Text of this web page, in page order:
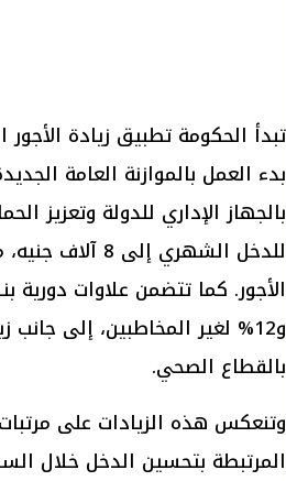
بدء العمل بالموازنة العامة
بالجهاز الإداري للدولة وتعزيز
و12% لغير المخاطبين، إلى
بالقطاع الصحي.
وتنعكس هذه الزيادات على
المرتبطة بتحسين الدخل خلال